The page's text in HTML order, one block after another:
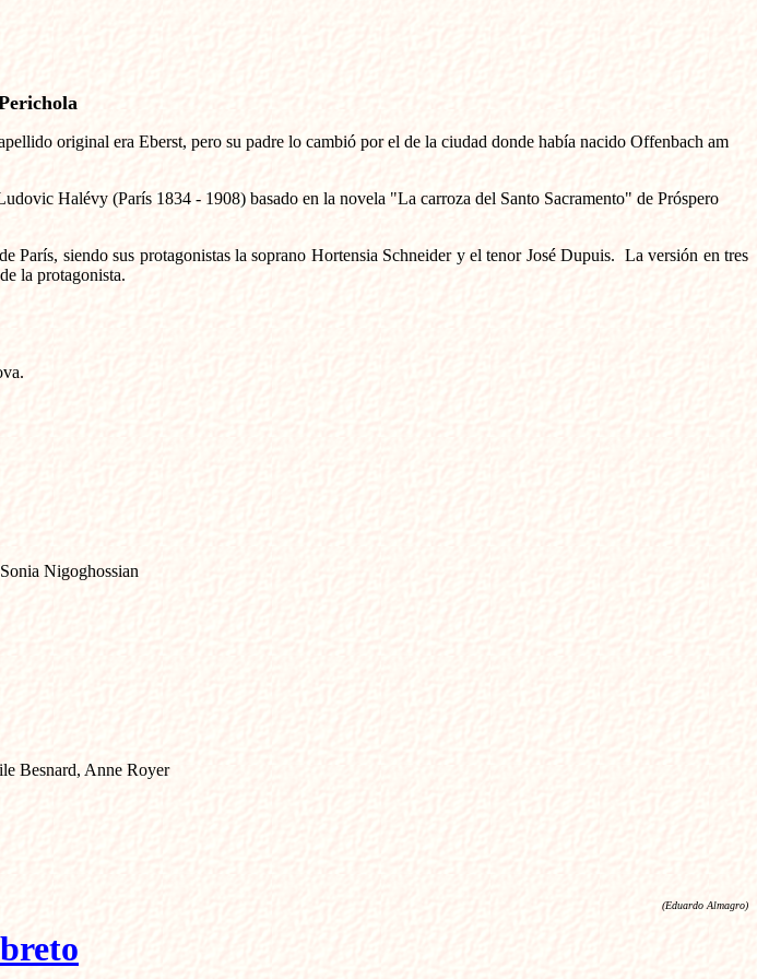
original era Eberst, pero su padre lo cambió por el de la ciudad donde había nacido Offenbach am
Halévy (París 1834 - 1908) basado en la novela "La carroza del Santo Sacramento" de Próspero
París, siendo sus protagonistas la soprano Hortensia Schneider y el tenor José Dupuis. La versión en tres
la protagonista.
Nigoghossian
Besnard, Anne Royer
(Eduardo Almagro)